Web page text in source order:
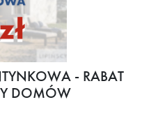
- RABAT
DOMÓW